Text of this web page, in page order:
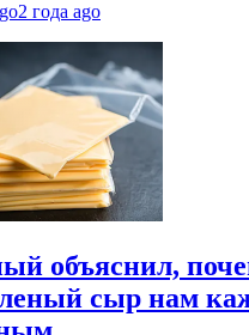
2 года ago
объяснил,
сыр нам